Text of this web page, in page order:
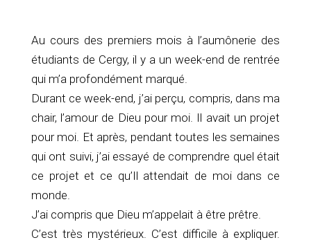
Au cours des premiers mois à l’aumônerie des
étudiants de Cergy, il y a un week-end de rentrée
qui m’a profondément marqué.
Durant ce week-end, j’ai perçu, compris, dans ma
chair, l’amour de Dieu pour moi. Il avait un projet
pour moi. Et après, pendant toutes les semaines
qui ont suivi, j’ai essayé de comprendre quel était
ce projet et ce qu’Il attendait de moi dans ce
monde.
J’ai compris que Dieu m’appelait à être prêtre.
C’est très mystérieux. C’est difficile à expliquer.